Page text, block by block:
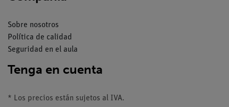
Sobre nosotros
Política de calidad
Seguridad en el aula
Tenga en cuenta
* Los precios están sujetos al IVA.